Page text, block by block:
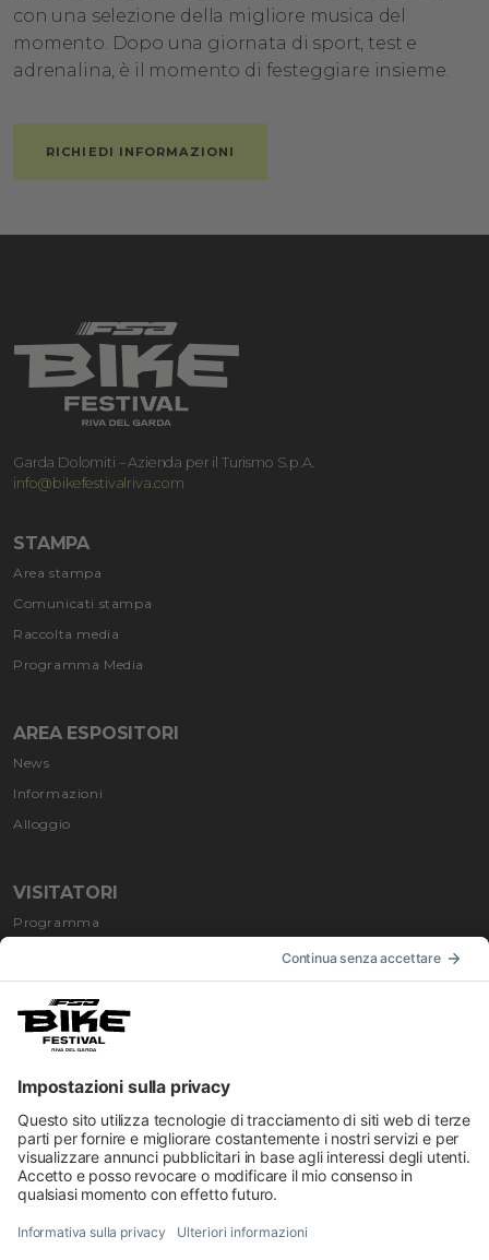
con una selezione della migliore musica del
momento. Dopo una giornata di sport, test e
adrenalina, è il momento di festeggiare insieme.
RICHIEDI INFORMAZIONI
Garda Dolomiti – Azienda per il Turismo S.p.A.
info@bikefestivalriva.com
STAMPA
Area stampa
Comunicati stampa
Raccolta media
Programma Media
AREA ESPOSITORI
News
Informazioni
Alloggio
VISITATORI
Programma
Come arrivare
Alloggi
INFORMAZIONI
Impressum
Contatti
Privacy
Preferenze Cookies
Regolamenti